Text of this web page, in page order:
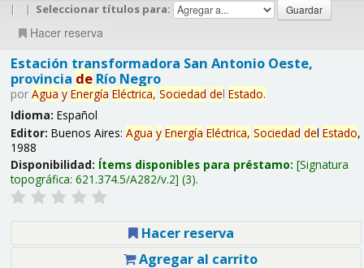
| | Seleccionar títulos para:
Hacer reserva
Estación transformadora San Antonio Oeste,
provincia deRío Negro
por Agua y Energía Eléctrica, Sociedad del Estado.
Idioma: Español
Editor: Buenos Aires: Agua y Energía Eléctrica, Sociedad del Estado,
1988
Disponibilidad: Ítems disponibles para préstamo: Signatura
topográfica: 621.374.5/A282/v.2 (3).
Hacer reserva
Agregar al carrito